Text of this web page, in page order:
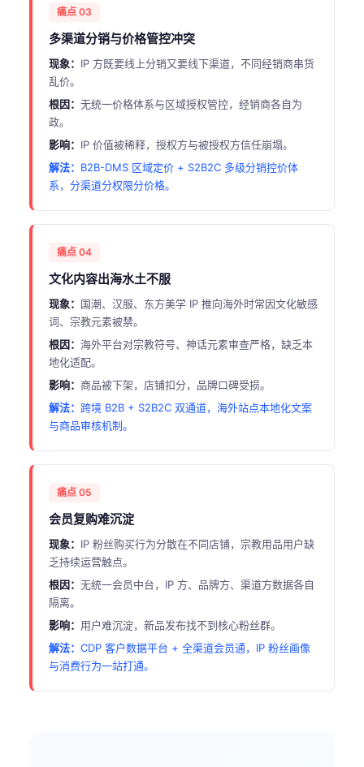
痛点 03
多渠道分销与价格管控冲突
现象： IP 方既要线上分销又要线下渠道，不同经销商串货
乱价。
根因： 无统一价格体系与区域授权管控，经销商各自为
政。
影响： IP 价值被稀释，授权方与被授权方信任崩塌。
解法： B2B-DMS 区域定价 + S2B2C 多级分销控价体
系，分渠道分权限分价格。
痛点 04
文化内容出海水土不服
现象： 国潮、汉服、东方美学 IP 推向海外时常因文化敏感
词、宗教元素被禁。
根因： 海外平台对宗教符号、神话元素审查严格，缺乏本
地化适配。
影响： 商品被下架，店铺扣分，品牌口碑受损。
解法： 跨境 B2B + S2B2C 双通道，海外站点本地化文案
与商品审核机制。
痛点 05
会员复购难沉淀
现象： IP 粉丝购买行为分散在不同店铺，宗教用品用户缺
乏持续运营触点。
根因： 无统一会员中台，IP 方、品牌方、渠道方数据各自
隔离。
影响： 用户难沉淀，新品发布找不到核心粉丝群。
解法： CDP 客户数据平台 + 全渠道会员通，IP 粉丝画像
与消费行为一站打通。